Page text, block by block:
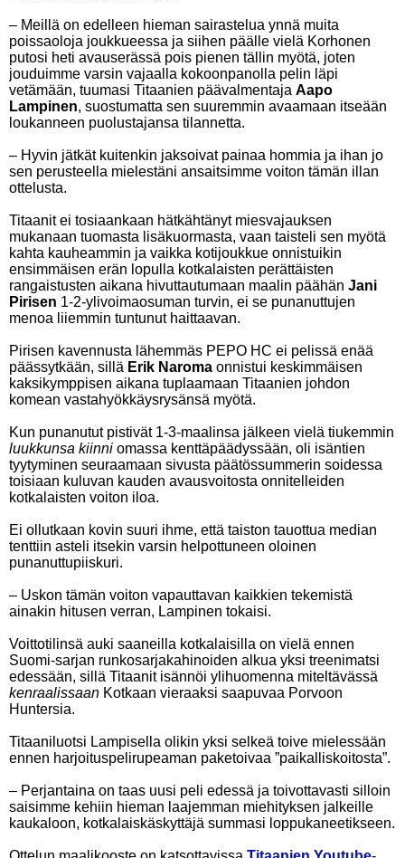
– Meillä on edelleen hieman sairastelua ynnä muita
poissaoloja joukkueessa ja siihen päälle vielä Korhonen
putosi heti avauserässä pois pienen tällin myötä, joten
jouduimme varsin vajaalla kokoonpanolla pelin läpi
vetämään, tuumasi Titaanien päävalmentaja Aapo
Lampinen, suostumatta sen suuremmin avaamaan itseään
loukanneen puolustajansa tilannetta.
– Hyvin jätkät kuitenkin jaksoivat painaa hommia ja ihan jo
sen perusteella mielestäni ansaitsimme voiton tämän illan
ottelusta.
Titaanit ei tosiaankaan hätkähtänyt miesvajauksen
mukanaan tuomasta lisäkuormasta, vaan taisteli sen myötä
kahta kauheammin ja vaikka kotijoukkue onnistuikin
ensimmäisen erän lopulla kotkalaisten perättäisten
rangaistusten aikana hivuttautumaan maalin päähän Jani
Pirisen 1-2-ylivoimaosuman turvin, ei se punanuttujen
menoa liiemmin tuntunut haittaavan.
Pirisen kavennusta lähemmäs PEPO HC ei pelissä enää
päässytkään, sillä Erik Naroma onnistui keskimmäisen
kaksikymppisen aikana tuplaamaan Titaanien johdon
komean vastahyökkäysrysänsä myötä.
Kun punanutut pistivät 1-3-maalinsa jälkeen vielä tiukemmin
luukkunsa kiinni omassa kenttäpäädyssään, oli isäntien
tyytyminen seuraamaan sivusta päätössummerin soidessa
toisiaan kuluvan kauden avausvoitosta onnitelleiden
kotkalaisten voiton iloa.
Ei ollutkaan kovin suuri ihme, että taiston tauottua median
tenttiin asteli itsekin varsin helpottuneen oloinen
punanuttupiiskuri.
– Uskon tämän voiton vapauttavan kaikkien tekemistä
ainakin hitusen verran, Lampinen tokaisi.
Voittotilinsä auki saaneilla kotkalaisilla on vielä ennen
Suomi-sarjan runkosarjakahinoiden alkua yksi treenimatsi
edessään, sillä Titaanit isännöi ylihuomenna miteltävässä
kenraalissaan Kotkaan vieraaksi saapuvaa Porvoon
Huntersia.
Titaaniluotsi Lampisella olikin yksi selkeä toive mielessään
ennen harjoituspelirupeaman paketoivaa ”paikalliskoitosta”.
– Perjantaina on taas uusi peli edessä ja toivottavasti silloin
saisimme kehiin hieman laajemman miehityksen jalkeille
kaukaloon, kotkalaiskäskyttäjä summasi loppukaneetikseen.